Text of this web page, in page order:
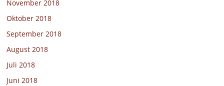
November 2018
Oktober 2018
September 2018
August 2018
Juli 2018
Juni 2018